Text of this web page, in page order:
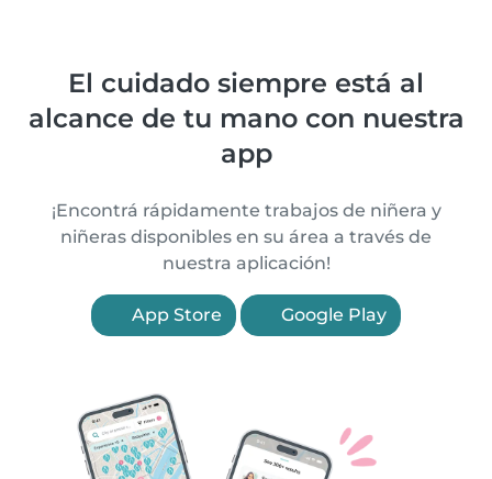
El cuidado siempre está al
alcance de tu mano con nuestra
app
¡Encontrá rápidamente trabajos de niñera y
niñeras disponibles en su área a través de
nuestra aplicación!
App Store Google Play